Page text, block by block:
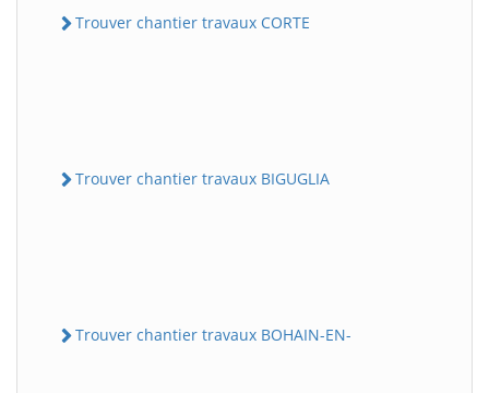
Trouver chantier travaux CORTE
Trouver chantier travaux BIGUGLIA
Trouver chantier travaux BOHAIN-EN-